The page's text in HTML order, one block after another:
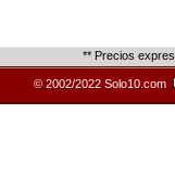
** Precios
© 2002/2022 Solo10.com